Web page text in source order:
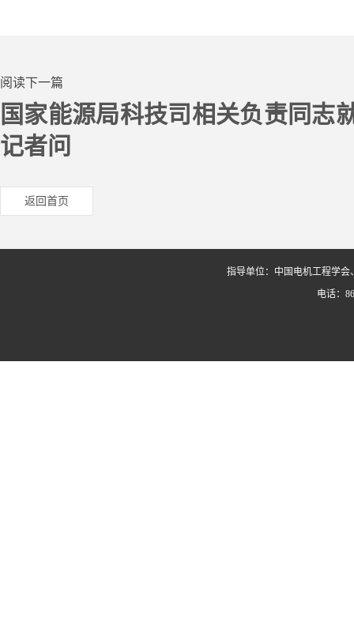
阅读下一篇
国家能源局科技司相关负责同志
记者问
返回首页
指导单位：中国电机工程学
电话：